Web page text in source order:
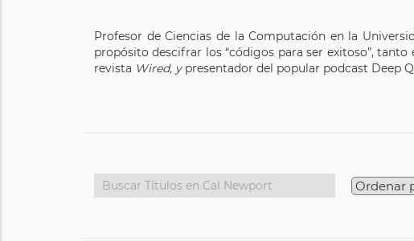
Profesor de Ciencias de la Computación en la
propósito descifrar los “códigos para ser exitoso”,
revista Wired, y presentador del popular podcast Deep